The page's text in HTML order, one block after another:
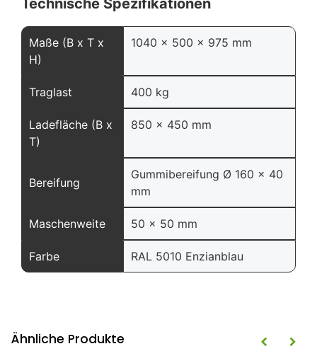
Technische Spezifikationen
Maße (B x T x
H)
1040 x 500 x 975 mm
Traglast 400 kg
Ladefläche (B x
T)
850 x 450 mm
Bereifung
Gummibereifung Ø 160 x 40
mm
Maschenweite 50 x 50 mm
Farbe RAL 5010 Enzianblau
Ähnliche Produkte